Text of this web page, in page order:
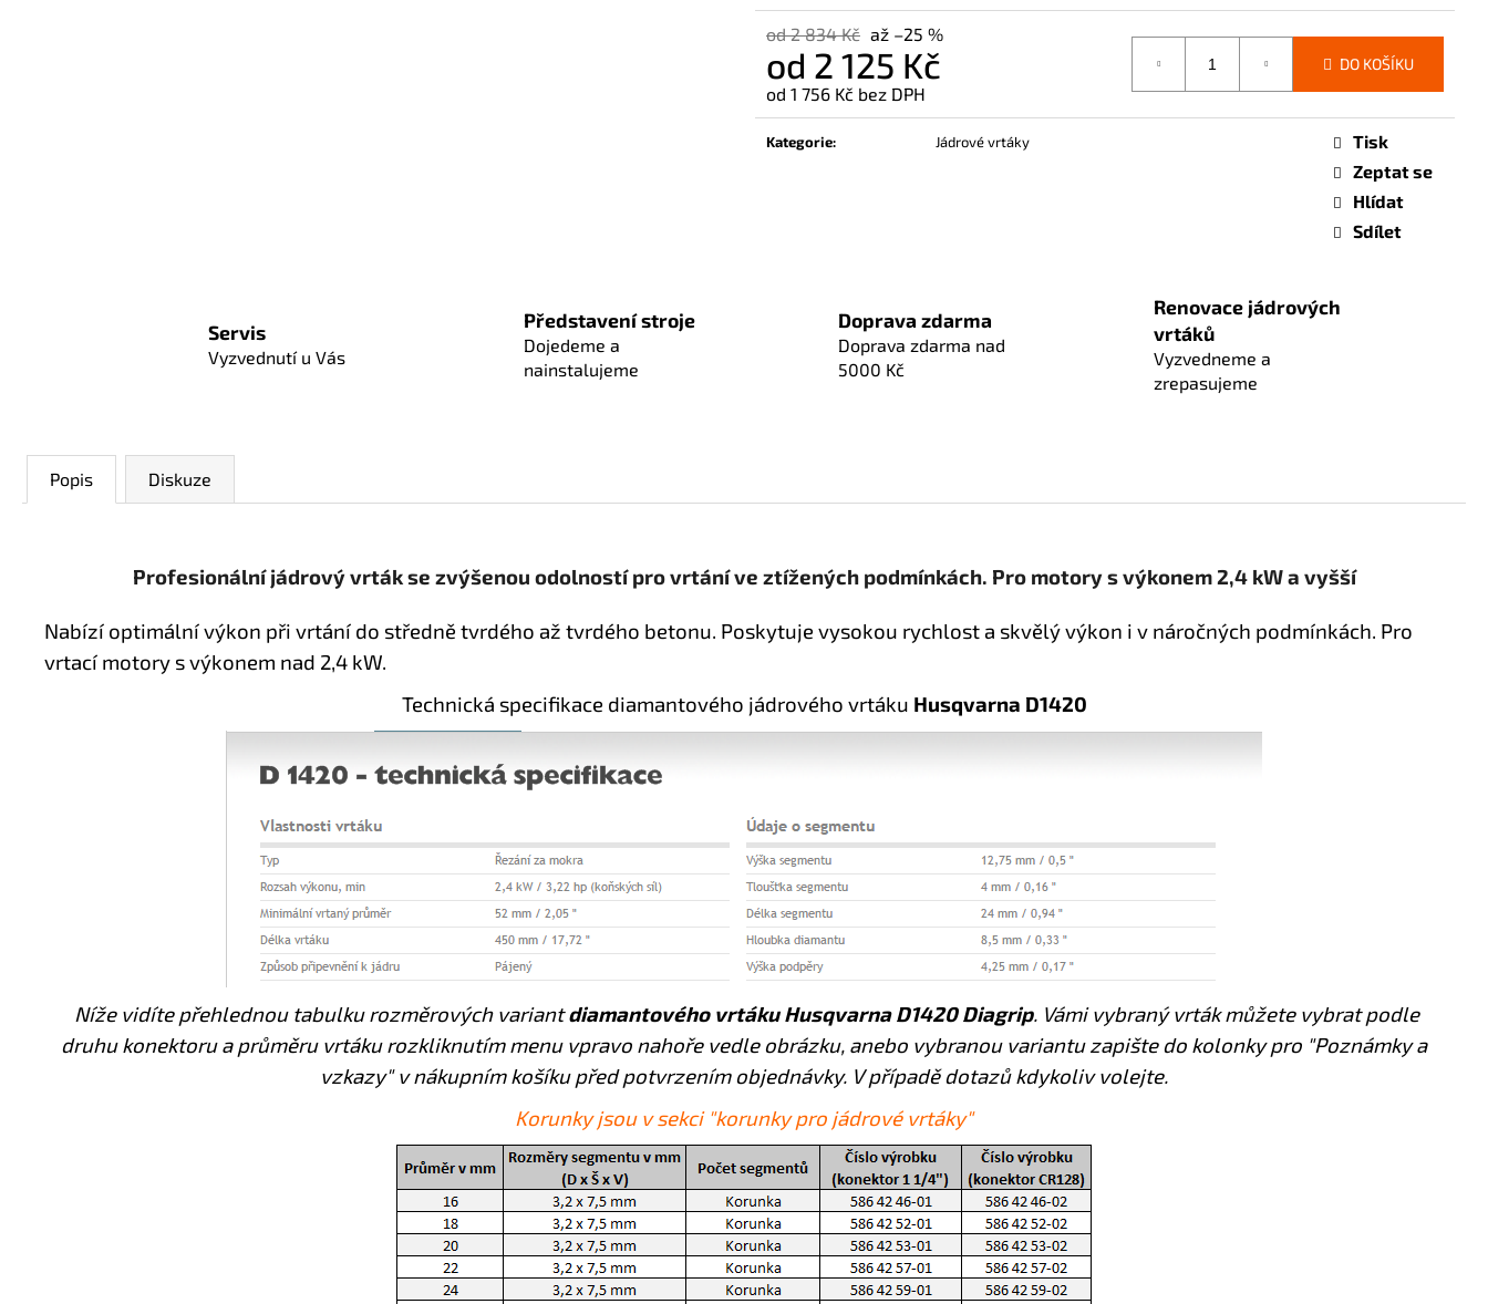
od 2 834 Kč až –25 %
od 2 125 Kč
od 1 756 Kč bez DPH
Měrná
cena:
DO KOŠÍKU
Kategorie: Jádrové vrtáky
Tisk
Zeptat se
Hlídat
Sdílet
Servis
Vyzvednutí u Vás
Představení stroje
Dojedeme a
nainstalujeme
Doprava zdarma
Doprava zdarma nad
5000 Kč
Renovace jádrových
vrtáků
Vyzvedneme a
zrepasujeme
Popis Diskuze
Profesionální jádrový vrták se zvýšenou odolností pro vrtání ve ztížených podmínkách. Pro motory s výkonem 2,4 kW a vyšší
Nabízí optimální výkon při vrtání do středně tvrdého až tvrdého betonu. Poskytuje vysokou rychlost a skvělý výkon i v náročných podmínkách. Pro
vrtací motory s výkonem nad 2,4 kW.
Technická specifikace diamantového jádrového vrtáku Husqvarna D1420
Níže vidíte přehlednou tabulku rozměrových variantdiamantového vrtáku Husqvarna D1420 Diagrip. Vámi vybraný vrták můžete vybrat podle
druhu konektoru a průměru vrtáku rozkliknutím menu vpravo nahoře vedle obrázku, anebo vybranou variantu zapište do kolonky pro "Poznámky a
vzkazy" v nákupním košíku před potvrzením objednávky. V případě dotazů kdykoliv volejte.
Korunky jsou v sekci "korunky pro jádrové vrtáky"